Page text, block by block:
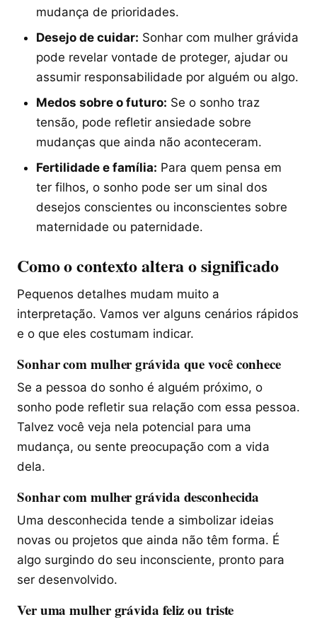
mudança de prioridades.
Desejo de cuidar: Sonhar com mulher grávida
pode revelar vontade de proteger, ajudar ou
assumir responsabilidade por alguém ou algo.
Medos sobre o futuro: Se o sonho traz
tensão, pode refletir ansiedade sobre
mudanças que ainda não aconteceram.
Fertilidade e família: Para quem pensa em
ter filhos, o sonho pode ser um sinal dos
desejos conscientes ou inconscientes sobre
maternidade ou paternidade.
Como o contexto altera o significado
Pequenos detalhes mudam muito a
interpretação. Vamos ver alguns cenários rápidos
e o que eles costumam indicar.
Sonhar com mulher grávida que você conhece
Se a pessoa do sonho é alguém próximo, o
sonho pode refletir sua relação com essa pessoa.
Talvez você veja nela potencial para uma
mudança, ou sente preocupação com a vida
dela.
Sonhar com mulher grávida desconhecida
Uma desconhecida tende a simbolizar ideias
novas ou projetos que ainda não têm forma. É
algo surgindo do seu inconsciente, pronto para
ser desenvolvido.
Ver uma mulher grávida feliz ou triste